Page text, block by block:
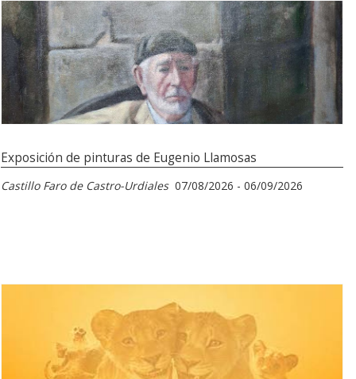
Exposición de pinturas de Eugenio Llamosas
Castillo Faro de Castro-Urdiales 07/08/2026 - 06/09/2026